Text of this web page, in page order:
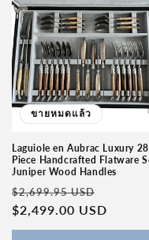
ขายหมดแล้ว
Laguiole en Aubrac Luxury
Piece Handcrafted Flatware
Juniper Wood Handles
ราคา
ปกติ
$2,699.95 USD
โปรโม
$2,499.00 USD